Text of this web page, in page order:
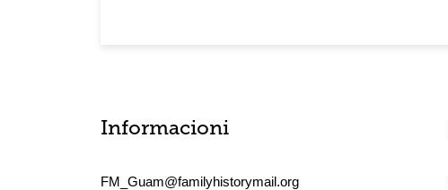
Informacioni
FM_Guam@familyhistorymail.org